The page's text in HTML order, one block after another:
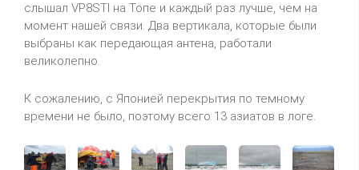
слышал VP8STI на Топе и каждый раз лучше, чем на
момент нашей связи. Два вертикала, которые были
выбраны как передающая антена, работали
великолепно.
К сожалению, с Японией перекрытия по темному
времени не было, поэтому всего 13 азиатов в логе.